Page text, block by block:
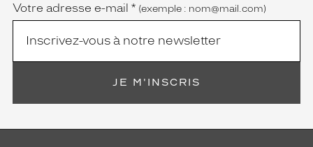
Votre adresse e-mail * (exemple : nom@mail.com)
JE M'INSCRIS